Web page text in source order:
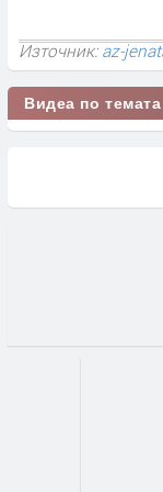
Източник:az-
Видеа по темата